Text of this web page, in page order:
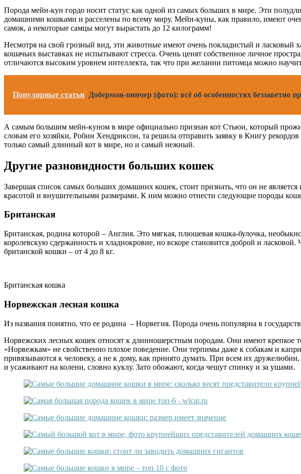
Порода мейн-кун гордо носит статус как одной из самых больших в мире. Эти
домашними кошками и расселены по всему миру. Мейн-куны, как правило, имеют
самок, а некоторые самцы могут вырастать до 12 килограмм!
Несмотря на свой грозный вид, эти животные имеют очень покладистый и ласковый
кошачьих выставках не испытывают стресса. Очень ценят собственное личное
отличаются высоким уровнем интеллекта, так что при желании питомца можно
Популярные статьи Доберман-пинчер (фото): всё об особенностях беззаветно
А самым большим мейн-куном в мире официально признан кот Стьюи, который
словам его хозяйки, Робин Хендриксон, та решила отправить заявку в Книгу
только самый длинный кот в мире, но и самый нежный.
Другие разновидности больших кошек
Завершая список самых больших домашних кошек, стоит признать, что он не
красотой и внушительными размерами. К ним можно отнести следующие породы
Британская
Британская, родина которой – Англия. Это мягкая, плюшевая кошка-булочка,
королевскую сдержанность и хладнокровие, но вскоре становится доброй и
британской кошки – от 4 до 8 кг.
Британская кошка
Норвежская лесная кошка
Из названия понятно, что ее родина – Норвегия. Порода очень популярна в
Норвежских лесных кошек относят к длинношерстным породам. Они имеют крепкое
«Норвежкам» не свойственно плохое поведение. Они терпимы даже к собакам и
привязываются к человеку, а не к дому, как принято думать. При всем их
и усаживают на колени, словно куклу. Зато обожают, когда чешут спинку и за ушами.